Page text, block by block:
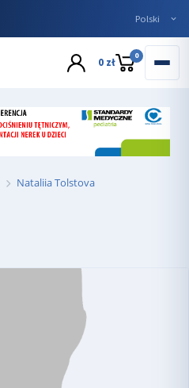
0 zł 0
Nataliia Tolstova